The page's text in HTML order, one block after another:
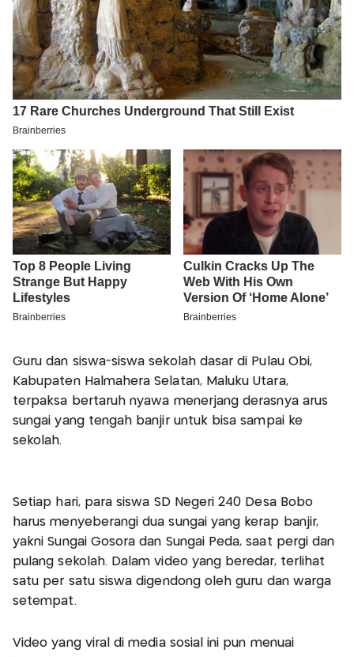
Guru dan siswa-siswa sekolah dasar di Pulau Obi,
Kabupaten Halmahera Selatan, Maluku Utara,
terpaksa bertaruh nyawa menerjang derasnya arus
sungai yang tengah banjir untuk bisa sampai ke
sekolah.
Setiap hari, para siswa SD Negeri 240 Desa Bobo
harus menyeberangi dua sungai yang kerap banjir,
yakni Sungai Gosora dan Sungai Peda, saat pergi dan
pulang sekolah. Dalam video yang beredar, terlihat
satu per satu siswa digendong oleh guru dan warga
setempat.
Video yang viral di media sosial ini pun menuai